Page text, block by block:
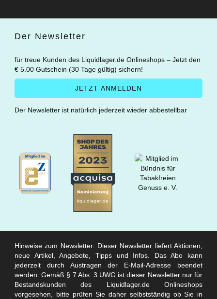
Der Newsletter
für treue Kunden des Liquidlager.de Onlineshops – Jetzt den
€ 5.00 Gutschein (30 Tage gültig) sichern!
Der Newsletter ist natürlich jederzeit wieder abbestellbar
Hinweise zum Newsletter: Dieser Newsletter liefert Aktionen,
neue Artikel, Angebote, Tipps und Infos. Das Abo kann
jederzeit durch Austragen der E-Mail-Adresse beendet
werden. Gemäß § 7 Abs. 3 UWG ist dieser Newsletter nur für
Bestandskunden des Liquidlager.de Onlineshops
vorgesehen, bitte prüfen Sie daher selbstständig ob Sie in